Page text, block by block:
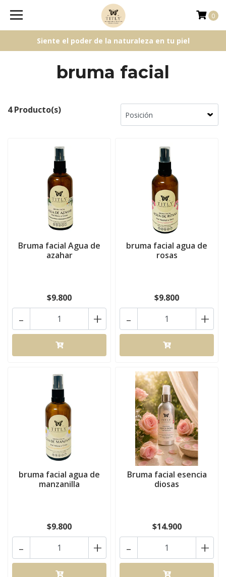
Siente el poder de la naturaleza en tu piel
0
bruma facial
4 Producto(s)
Bruma facial Agua de
azahar
$9.800
+
-
bruma facial agua de
rosas
$9.800
+
-
bruma facial agua de
manzanilla
$9.800
+
-
Bruma facial esencia
diosas
$14.900
+
-